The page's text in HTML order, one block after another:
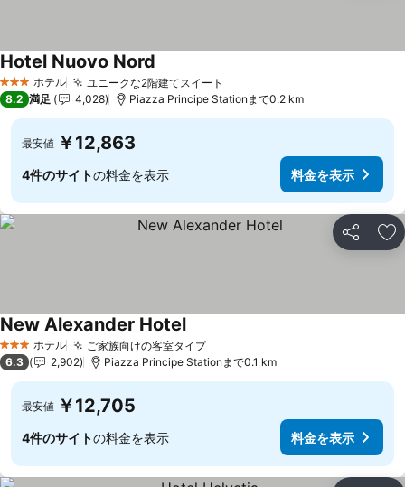
3 ホテルのランク
ホテル ユニークな2階建てスイート
Hotel Nuovo Nord
8.2 満足 4,028 Piazza Principe Stationまで0.2 km
最安値 ￥12,863
4件のサイトの料金を表示 料金を表示
シェア お
3 ホテルのランク
ホテル ご家族向けの客室タイプ
New Alexander Hotel
6.3 2,902 Piazza Principe Stationまで0.1 km
最安値 ￥12,705
4件のサイトの料金を表示 料金を表示